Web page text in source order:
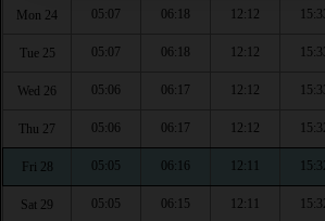
Mon 24 05:07 06:18 12:12
Tue 25 05:07 06:18 12:12
Wed 26 05:06 06:17 12:12
Thu 27 05:06 06:17 12:12
Fri 28 05:05 06:16 12:11
Sat 29 05:05 06:15 12:11